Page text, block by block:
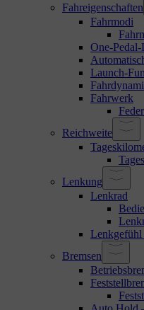
Fahreigenschaften
Fahrmodi
One-
Launch-
Fahrwerk
Reichweite
Lenkung
Lenkrad
Lenkgefühl
Bremsen